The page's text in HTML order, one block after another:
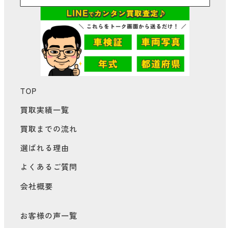
TOP
買取実績一覧
買取までの流れ
選ばれる理由
よくあるご質問
会社概要
お客様の声一覧